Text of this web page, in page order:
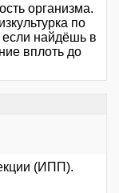
организма.
по
найдёшь в
вплоть до
(ИПП).